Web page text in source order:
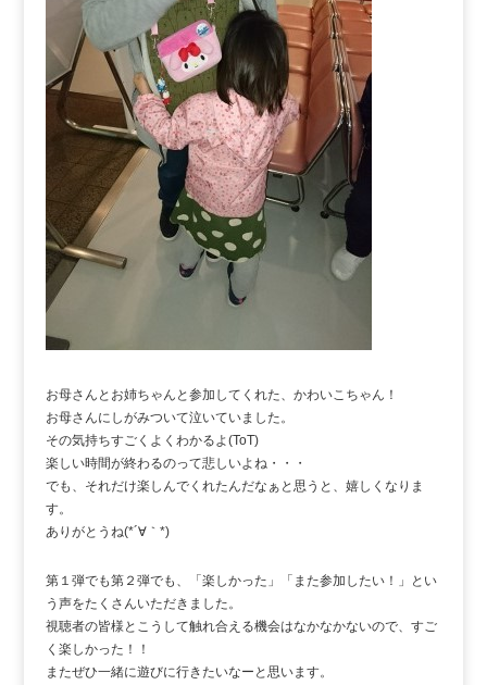
お母さんとお姉ちゃんと参加してくれた、かわいこちゃん！
お母さんにしがみついて泣いていました。
その気持ちすごくよくわかるよ(ToT)
楽しい時間が終わるのって悲しいよね・・・
でも、それだけ楽しんでくれたんだなぁと思うと、嬉しくなりま
す。
ありがとうね(*´∀｀*)
第１弾でも第２弾でも、「楽しかった」「また参加したい！」とい
う声をたくさんいただきました。
視聴者の皆様とこうして触れ合える機会はなかなかないので、すご
く楽しかった！！
またぜひ一緒に遊びに行きたいなーと思います。